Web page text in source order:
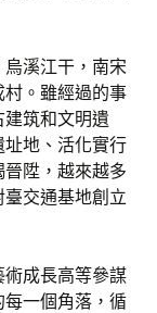
溪江干，南宋
。雖經過的事
筑和文明遺
地、活化實行
陞，越來越多
交通基地創立
成長高等參謀
一個角落，循